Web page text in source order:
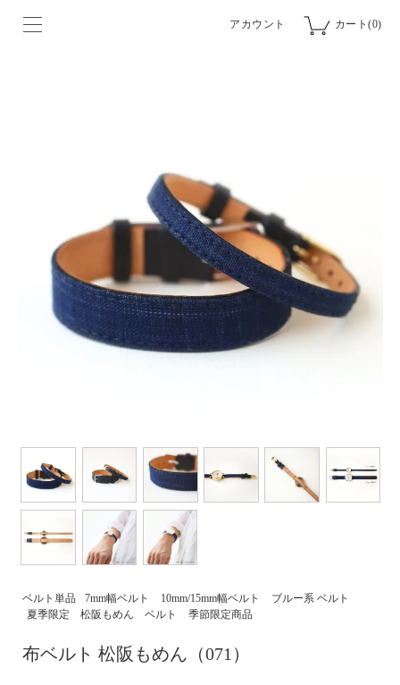
アカウント カート(0)
ベルト単品 7mm幅ベルト 10mm/15mm幅ベルト
ブルー系 ベルト
夏季限定 松阪もめん ベルト
季節限定商品
布ベルト 松阪もめん（071）